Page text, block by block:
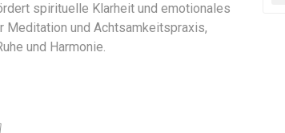
spirituelle Klarheit und emotionales
Meditation und Achtsamkeitspraxis,
und Harmonie.